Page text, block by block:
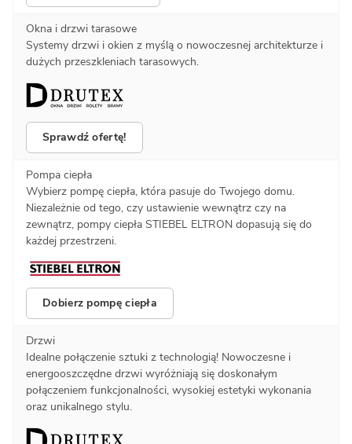
Okna i drzwi tarasowe
Systemy drzwi i okien z myślą o nowoczesnej architekturze i
dużych przeszkleniach tarasowych.
Sprawdź ofertę!
Pompa ciepła
Wybierz pompę ciepła, która pasuje do Twojego domu.
Niezależnie od tego, czy ustawienie wewnątrz czy na
zewnątrz, pompy ciepła STIEBEL ELTRON dopasują się do
każdej przestrzeni.
Dobierz pompę ciepła
Drzwi
Idealne połączenie sztuki z technologią! Nowoczesne i
energooszczędne drzwi wyróżniają się doskonałym
połączeniem funkcjonalności, wysokiej estetyki wykonania
oraz unikalnego stylu.